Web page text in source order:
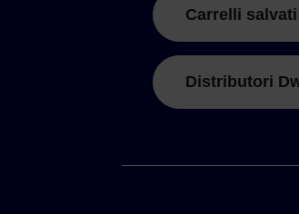
Carrelli salvati
Distributori